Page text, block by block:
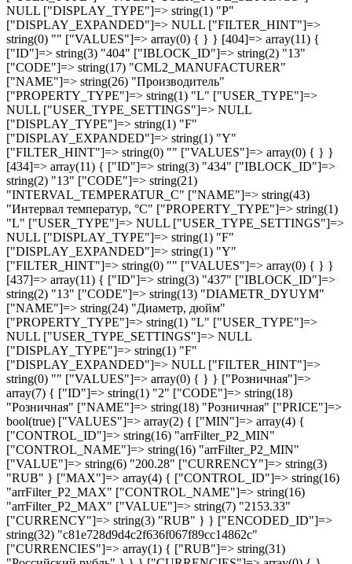
NULL ["DISPLAY_TYPE"]=> string(1) "P"
["DISPLAY_EXPANDED"]=> NULL ["FILTER_HINT"]=>
string(0) "" ["VALUES"]=> array(0) { } } [404]=> array(11) {
["ID"]=> string(3) "404" ["IBLOCK_ID"]=> string(2) "13"
["CODE"]=> string(17) "CML2_MANUFACTURER"
["NAME"]=> string(26) "Производитель"
["PROPERTY_TYPE"]=> string(1) "L" ["USER_TYPE"]=>
NULL ["USER_TYPE_SETTINGS"]=> NULL
["DISPLAY_TYPE"]=> string(1) "F"
["DISPLAY_EXPANDED"]=> string(1) "Y"
["FILTER_HINT"]=> string(0) "" ["VALUES"]=> array(0) { } }
[434]=> array(11) { ["ID"]=> string(3) "434" ["IBLOCK_ID"]=>
string(2) "13" ["CODE"]=> string(21)
"INTERVAL_TEMPERATUR_C" ["NAME"]=> string(43)
"Интервал температур, °С" ["PROPERTY_TYPE"]=> string(1)
"L" ["USER_TYPE"]=> NULL ["USER_TYPE_SETTINGS"]=>
NULL ["DISPLAY_TYPE"]=> string(1) "F"
["DISPLAY_EXPANDED"]=> string(1) "Y"
["FILTER_HINT"]=> string(0) "" ["VALUES"]=> array(0) { } }
[437]=> array(11) { ["ID"]=> string(3) "437" ["IBLOCK_ID"]=>
string(2) "13" ["CODE"]=> string(13) "DIAMETR_DYUYM"
["NAME"]=> string(24) "Диаметр, дюйм"
["PROPERTY_TYPE"]=> string(1) "L" ["USER_TYPE"]=>
NULL ["USER_TYPE_SETTINGS"]=> NULL
["DISPLAY_TYPE"]=> string(1) "F"
["DISPLAY_EXPANDED"]=> NULL ["FILTER_HINT"]=>
string(0) "" ["VALUES"]=> array(0) { } } ["Розничная"]=>
array(7) { ["ID"]=> string(1) "2" ["CODE"]=> string(18)
"Розничная" ["NAME"]=> string(18) "Розничная" ["PRICE"]=>
bool(true) ["VALUES"]=> array(2) { ["MIN"]=> array(4) {
["CONTROL_ID"]=> string(16) "arrFilter_P2_MIN"
["CONTROL_NAME"]=> string(16) "arrFilter_P2_MIN"
["VALUE"]=> string(6) "200.28" ["CURRENCY"]=> string(3)
"RUB" } ["MAX"]=> array(4) { ["CONTROL_ID"]=> string(16)
"arrFilter_P2_MAX" ["CONTROL_NAME"]=> string(16)
"arrFilter_P2_MAX" ["VALUE"]=> string(7) "2153.33"
["CURRENCY"]=> string(3) "RUB" } } ["ENCODED_ID"]=>
string(32) "c81e728d9d4c2f636f067f89cc14862c"
["CURRENCIES"]=> array(1) { ["RUB"]=> string(31)